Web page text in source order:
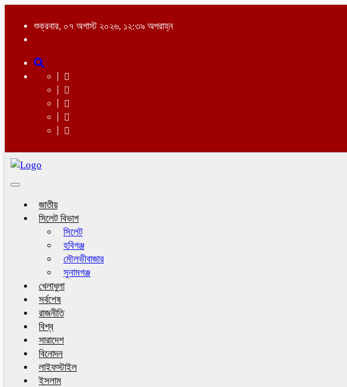
শুক্রবার, ০৭ অগাস্ট ২০২৬, ১২:৩৯ অপরাহ্ন
Toggle
জাতীয়
সিলেট বিভাগ
সিলেট
হবিগঞ্জ
মৌলভীবাজার
সুনামগঞ্জ
খেলাধুলা
সর্বশেষ
রাজনীতি
বিশ্ব
সারাদেশ
বিনোদন
লাইফস্টাইল
ইসলাম